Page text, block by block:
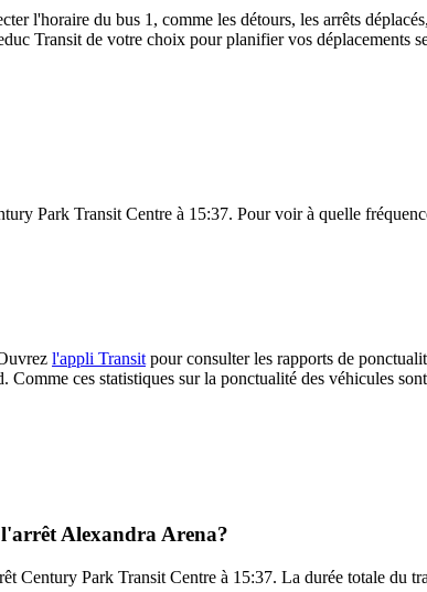
l'horaire du bus 1, comme les détours, les arrêts
Transit de votre choix pour planifier vos déplacements
Park Transit Centre à 15:37. Pour voir à quelle
l'appli Transit pour consulter les rapports de
ces statistiques sur la ponctualité des véhicules
Alexandra Arena?
Century Park Transit Centre à 15:37. La durée totale du